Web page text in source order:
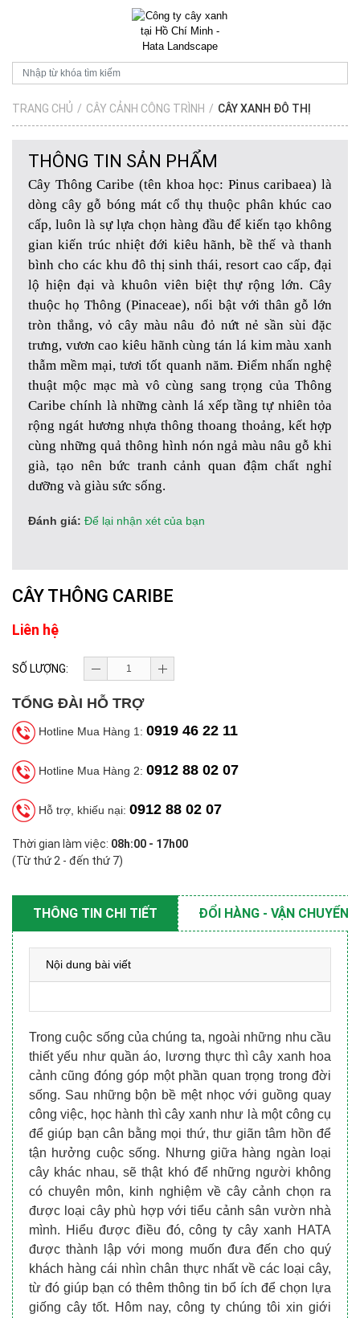
TRANG CHỦ / CÂY CẢNH CÔNG TRÌNH / CÂY XANH ĐÔ THỊ
THÔNG TIN SẢN PHẨM
Cây Thông Caribe (tên khoa học: Pinus caribaea) là
dòng cây gỗ bóng mát cổ thụ thuộc phân khúc cao
cấp, luôn là sự lựa chọn hàng đầu để kiến tạo không
gian kiến trúc nhiệt đới kiêu hãnh, bề thế và thanh
bình cho các khu đô thị sinh thái, resort cao cấp, đại
lộ hiện đại và khuôn viên biệt thự rộng lớn. Cây
thuộc họ Thông (Pinaceae), nổi bật với thân gỗ lớn
tròn thẳng, vỏ cây màu nâu đỏ nứt nẻ sần sùi đặc
trưng, vươn cao kiêu hãnh cùng tán lá kim màu xanh
thẫm mềm mại, tươi tốt quanh năm. Điểm nhấn nghệ
thuật mộc mạc mà vô cùng sang trọng của Thông
Caribe chính là những cành lá xếp tầng tự nhiên tỏa
rộng ngát hương nhựa thông thoang thoảng, kết hợp
cùng những quả thông hình nón ngả màu nâu gỗ khi
già, tạo nên bức tranh cảnh quan đậm chất nghỉ
dưỡng và giàu sức sống.
Đánh giá: Để lại nhận xét của bạn
CÂY THÔNG CARIBE
Liên hệ
SỐ LƯỢNG:
TỔNG ĐÀI HỖ TRỢ
Hotline Mua Hàng 1: 0919 46 22 11
Hotline Mua Hàng 2: 0912 88 02 07
Hỗ trợ, khiếu nại: 0912 88 02 07
Thời gian làm việc: 08h:00 - 17h00
(Từ thứ 2 - đến thứ 7)
THÔNG TIN CHI TIẾT ĐỔI HÀNG - VẬN CHUYỂN
Nội dung bài viết
Trong cuộc sống của chúng ta, ngoài những nhu cầu
thiết yếu như quần áo, lương thực thì cây xanh hoa
cảnh cũng đóng góp một phần quan trọng trong đời
sống. Sau những bộn bề mệt nhọc với guồng quay
công việc, học hành thì cây xanh như là một công cụ
để giúp bạn cân bằng mọi thứ, thư giãn tâm hồn để
tận hưởng cuộc sống. Nhưng giữa hàng ngàn loại
cây khác nhau, sẽ thật khó để những người không
có chuyên môn, kinh nghiệm về cây cảnh chọn ra
được loại cây phù hợp với tiểu cảnh sân vườn nhà
mình. Hiểu được điều đó, công ty cây xanh HATA
được thành lập với mong muốn đưa đến cho quý
khách hàng cái nhìn chân thực nhất về các loại cây,
từ đó giúp bạn có thêm thông tin bổ ích để chọn lựa
giống cây tốt. Hôm nay, công ty chúng tôi xin giới